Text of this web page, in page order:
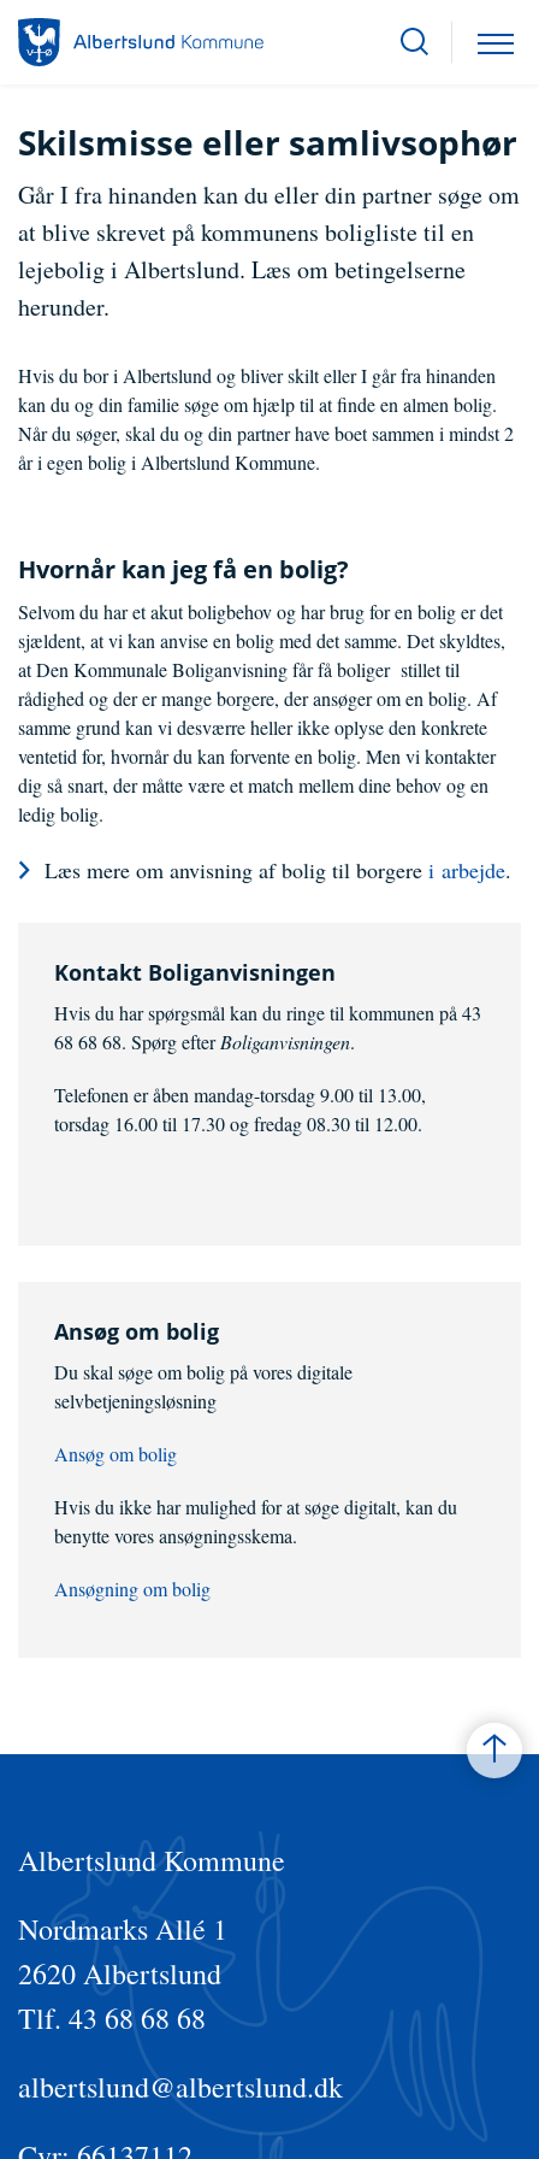
Skilsmisse eller samlivsophør
Går I fra hinanden kan du eller din partner søge om
at blive skrevet på kommunens boligliste til en
lejebolig i Albertslund. Læs om betingelserne
herunder.
Hvis du bor i Albertslund og bliver skilt eller I går fra hinanden
kan du og din familie søge om hjælp til at finde en almen bolig.
Når du søger, skal du og din partner have boet sammen i mindst 2
år i egen bolig i Albertslund Kommune.
Hvornår kan jeg få en bolig?
Selvom du har et akut boligbehov og har brug for en bolig er det
sjældent, at vi kan anvise en bolig med det samme. Det skyldtes,
at Den Kommunale Boliganvisning får få boliger stillet til
rådighed og der er mange borgere, der ansøger om en bolig. Af
samme grund kan vi desværre heller ikke oplyse den konkrete
ventetid for, hvornår du kan forvente en bolig. Men vi kontakter
dig så snart, der måtte være et match mellem dine behov og en
ledig bolig.
Læs mere om anvisning af bolig til borgere i arbejde.
Kontakt Boliganvisningen
Hvis du har spørgsmål kan du ringe til kommunen på 43
68 68 68. Spørg efterBoliganvisningen.
Telefonen er åben mandag-torsdag 9.00 til 13.00,
torsdag 16.00 til 17.30 og fredag 08.30 til 12.00.
Ansøg om bolig
Du skal søge om bolig på vores digitale
selvbetjeningsløsning
Ansøg om bolig
Hvis du ikke har mulighed for at søge digitalt, kan du
benytte vores ansøgningsskema.
Ansøgning om bolig
Albertslund Kommune
Nordmarks Allé 1
2620 Albertslund
Tlf. 43 68 68 68
albertslund@albertslund.dk